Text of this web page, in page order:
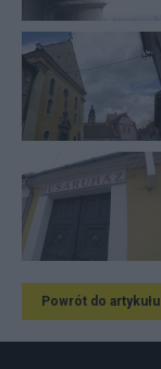
Powrót do artykułu